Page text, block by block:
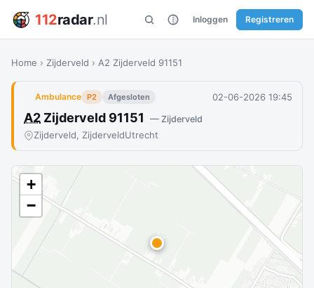
112radar.nl Inloggen Registreren
Home › Zijderveld › A2 Zijderveld 91151
Ambulance P2 Afgesloten 02-06-2026 19:45
A2 Zijderveld 91151 — Zijderveld
Zijderveld, ZijderveldUtrecht
+
−